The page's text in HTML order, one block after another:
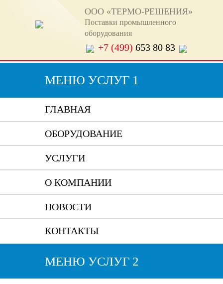
ООО «ТЕРМО-РЕШЕНИЯ»
Поставки промышленного
оборудования
+7 (499) 653 80 83
МЕНЮ УСЛУГ 1
ГЛАВНАЯ
ОБОРУДОВАНИЕ
УСЛУГИ
О КОМПАНИИ
НОВОСТИ
КОНТАКТЫ
МЕНЮ УСЛУГ 2